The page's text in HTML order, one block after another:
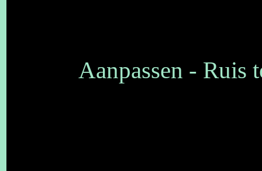
Aanpassen - Ruis